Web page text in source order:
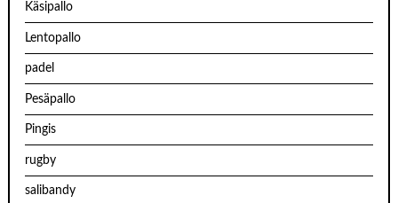
Käsipallo
Lentopallo
padel
Pesäpallo
Pingis
rugby
salibandy